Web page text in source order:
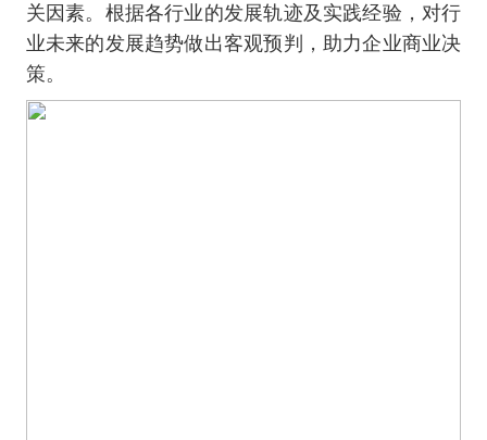
关因素。根据各行业的发展轨迹及实践经验，对行
业未来的发展趋势做出客观预判，助力企业商业决
策。